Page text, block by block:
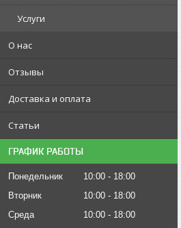
Услуги
О нас
Отзывы
Доставка и оплата
Статьи
ГРАФИК РАБОТЫ
Понедельник 10:00
18:00
Вторник
10:00
18:00
Среда
10:00
18:00